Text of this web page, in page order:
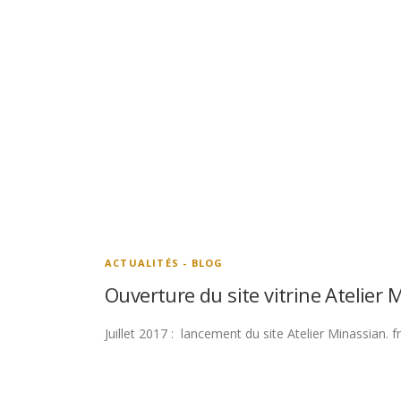
ACTUALITÉS - BLOG
Ouverture du site vitrine Atelier
Juillet 2017 : lancement du site Atelier Minassian.